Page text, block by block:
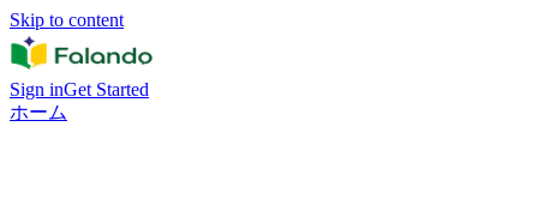
Skip to content
Sign inGet Started
ホーム